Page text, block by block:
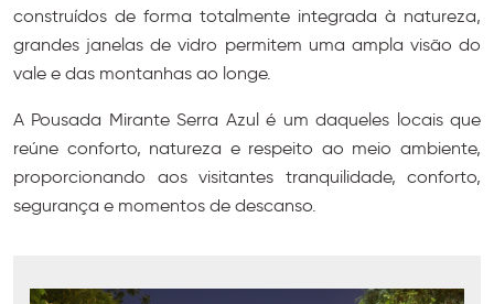
construídos de forma totalmente integrada à natureza,
grandes janelas de vidro permitem uma ampla visão do
vale e das montanhas ao longe.
A Pousada Mirante Serra Azul é um daqueles locais que
reúne conforto, natureza e respeito ao meio ambiente,
proporcionando aos visitantes tranquilidade, conforto,
segurança e momentos de descanso.